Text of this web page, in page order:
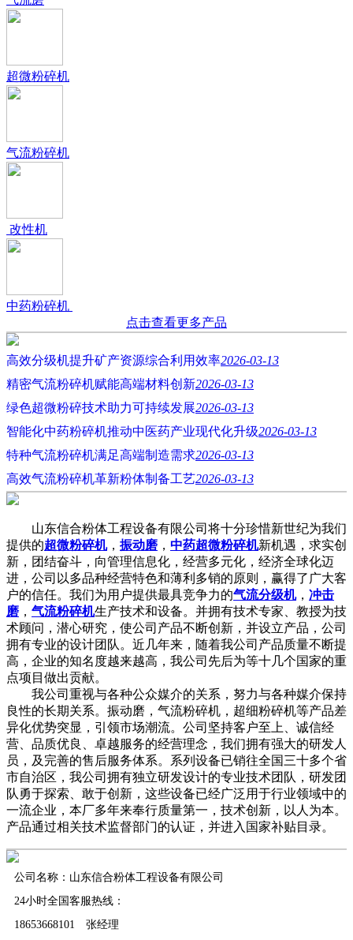
超微粉碎机
气流粉碎机
改性机
中药粉碎机
点击查看更多产品
高效分级机提升矿产资源综合利用效率2026-03-13
精密气流粉碎机赋能高端材料创新2026-03-13
绿色超微粉碎技术助力可持续发展2026-03-13
智能化中药粉碎机推动中医药产业现代化升级2026-03-13
特种气流粉碎机满足高端制造需求2026-03-13
高效气流粉碎机革新粉体制备工艺2026-03-13
山东信合粉体工程设备有限公司将十分珍惜新世纪为我们
提供的超微粉碎机， 振动磨 ， 中药超微粉碎机新机遇，求实创
新，团结奋斗，向管理信息化，经营多元化，经济全球化迈
进，公司以多品种经营特色和薄利多销的原则，赢得了广大客
户的信任。我们为用户提供最具竞争力的气流分级机， 冲击
磨 ， 气流粉碎机生产技术和设备。并拥有技术专家、教授为技
术顾问，潜心研究，使公司产品不断创新，并设立产品，公司
拥有专业的设计团队。近几年来，随着我公司产品质量不断提
高，企业的知名度越来越高，我公司先后为等十几个国家的重
点项目做出贡献。
我公司重视与各种公众媒介的关系，努力与各种媒介保持
良性的长期关系。振动磨，气流粉碎机，超细粉碎机等产品差
异化优势突显，引领市场潮流。公司坚持客户至上、诚信经
营、品质优良、卓越服务的经营理念，我们拥有强大的研发人
员，及完善的售后服务体系。系列设备已销往全国三十多个省
市自治区，我公司拥有独立研发设计的专业技术团队，研发团
队勇于探索、敢于创新，这些设备已经广泛用于行业领域中的
一流企业，本厂多年来奉行质量第一，技术创新，以人为本。
产品通过相关技术监督部门的认证，并进入国家补贴目录。
公司名称：山东信合粉体工程设备有限公司
24小时全国客服热线：
18653668101 张经理